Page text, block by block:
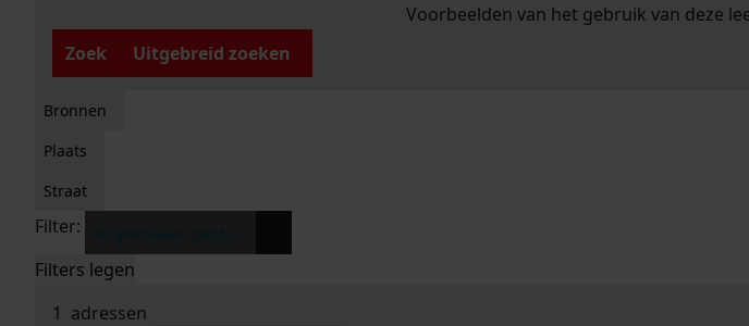
Voorbeelden van het gebruik van deze
Zoek
Uitgebreid zoeken
Bronnen
Plaats
Straat
Filter:
Filters legen
1 adressen